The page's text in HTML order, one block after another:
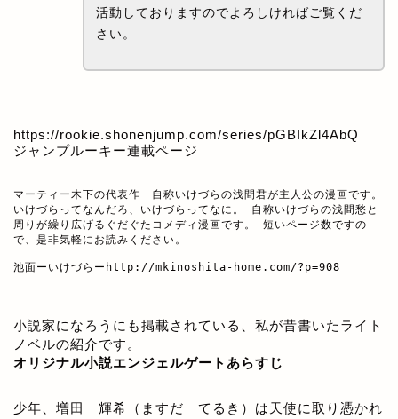
活動しておりますのでよろしければご覧くだ
さい。
https://rookie.shonenjump.com/series/pGBIkZl4AbQ
ジャンプルーキー連載ページ
マーティー木下の代表作　自称いけづらの浅間君が主人公の漫画です。
いけづらってなんだろ、いけづらってなに。 自称いけづらの浅間愁と
周りが繰り広げるぐだぐたコメディ漫画です。 短いページ数ですの
で、是非気軽にお読みください。
池面ーいけづらー http://mkinoshita-home.com/?p=908
小説家になろうにも掲載されている、私が昔書いたライト
ノベルの紹介です。
オリジナル小説エンジェルゲートあらすじ
少年、増田 輝希（ますだ てるき）は天使に取り憑かれ